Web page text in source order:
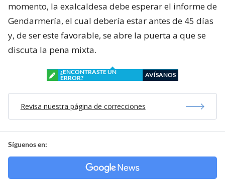
momento, la exalcaldesa debe esperar el informe de
Gendarmería, el cual debería estar antes de 45 días
y, de ser este favorable, se abre la puerta a que se
discuta la pena mixta.
¿ENCONTRASTE UN
ERROR?
AVÍSANOS
Revisa nuestra página de correcciones
Síguenos en: